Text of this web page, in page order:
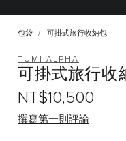
包袋 可掛式旅行收納包
TUMI ALPHA
可掛式旅行收
NT$10,500
撰寫第一則評論